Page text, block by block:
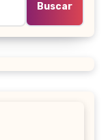
Buscar